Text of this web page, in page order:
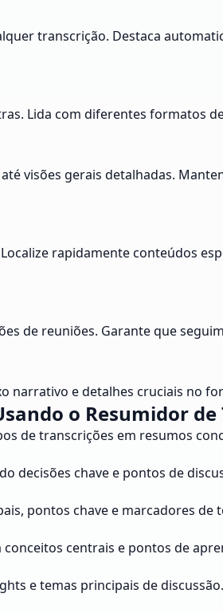
transcrição. Destaca
Lida com diferentes formatos
visões gerais detalhadas.
rapidamente conteúdos
de reuniões. Garante que
narrativo e detalhes cruciais no
o Resumidor
de transcrições em resumos
decisões chave e pontos de
pontos chave e marcadores de
centrais e pontos de
e temas principais de discussão.